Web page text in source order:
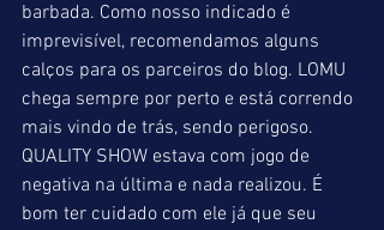
barbada. Como nosso indicado é
imprevisível, recomendamos alguns
calços para os parceiros do blog. LOMU
chega sempre por perto e está correndo
mais vindo de trás, sendo perigoso.
QUALITY SHOW estava com jogo de
negativa na última e nada realizou. É
bom ter cuidado com ele já que seu